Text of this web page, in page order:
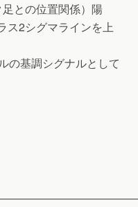
足との位置関係）陽
ス2シグマラインを上
の基調シグナルとして